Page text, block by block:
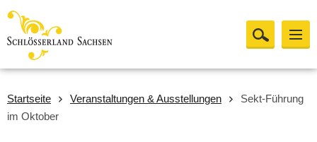
Startseite Veranstaltungen & Ausstellungen
Sekt-Führung
im Oktober